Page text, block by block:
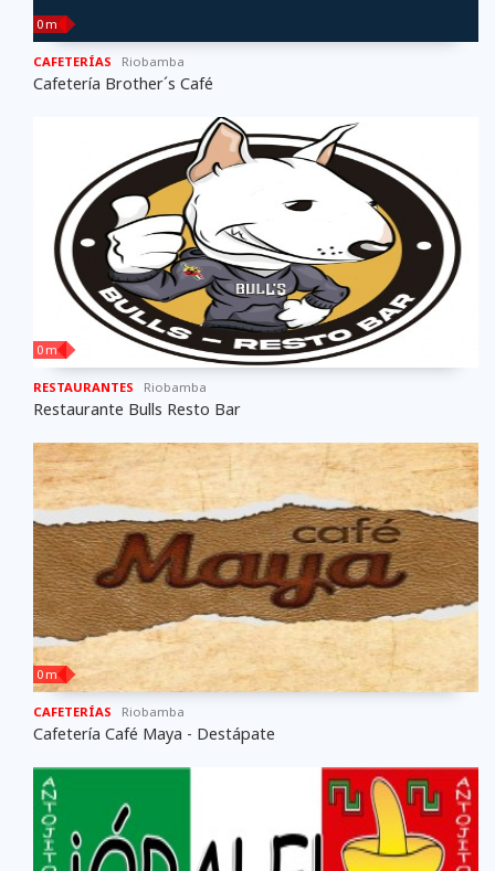
0 m
CAFETERÍAS Riobamba
Cafetería Brother´s Café
0 m
RESTAURANTES Riobamba
Restaurante Bulls Resto Bar
0 m
CAFETERÍAS Riobamba
Cafetería Café Maya - Destápate